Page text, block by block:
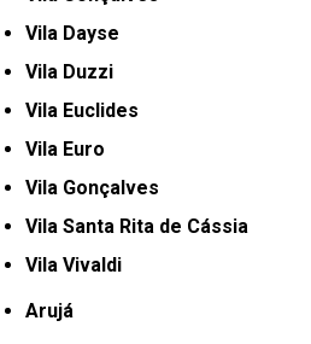
Vila Dayse
Vila Duzzi
Vila Euclides
Vila Euro
Vila Gonçalves
Vila Santa Rita de Cássia
Vila Vivaldi
Arujá